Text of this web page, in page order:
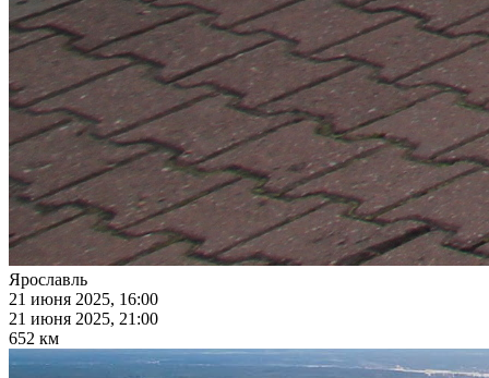
Ярославль
21 июня 2025, 16:00
21 июня 2025, 21:00
652 км